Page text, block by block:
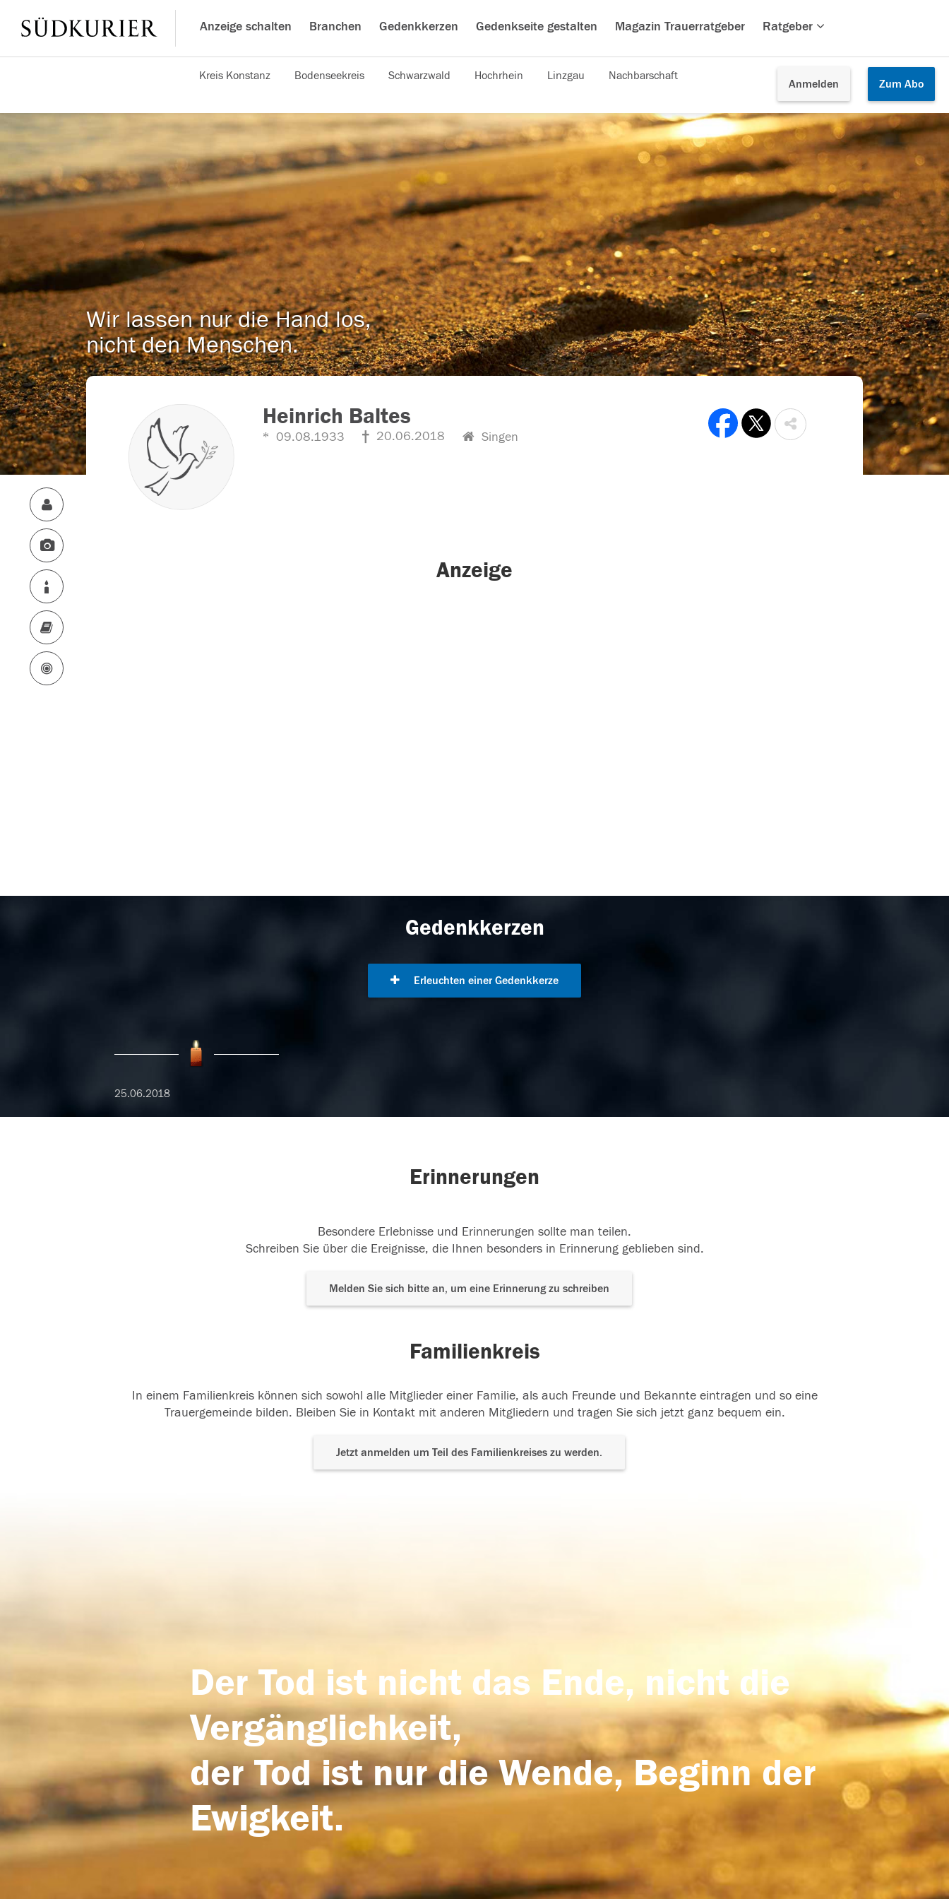
Anzeige schalten Branchen Gedenkkerzen Gedenkseite gestalten Magazin Trauerratgeber Ratgeber
Anmelden Zum Abo
Kreis Konstanz Bodenseekreis Schwarzwald Hochrhein Linzgau Nachbarschaft
Wir lassen nur die Hand los,
nicht den Menschen.
Heinrich Baltes
09.08.1933 20.06.2018 Singen
Anzeige
Gedenkkerzen
Erleuchten einer Gedenkkerze
25.06.2018
Erinnerungen
Besondere Erlebnisse und Erinnerungen sollte man teilen.
Schreiben Sie über die Ereignisse, die Ihnen besonders in Erinnerung geblieben sind.
Melden Sie sich bitte an, um eine Erinnerung zu schreiben
Familienkreis
In einem Familienkreis können sich sowohl alle Mitglieder einer Familie, als auch Freunde und Bekannte eintragen und so eine
Trauergemeinde bilden. Bleiben Sie in Kontakt mit anderen Mitgliedern und tragen Sie sich jetzt ganz bequem ein.
Jetzt anmelden um Teil des Familienkreises zu werden.
Der Tod ist nicht das Ende, nicht die
Vergänglichkeit,
der Tod ist nur die Wende, Beginn der
Ewigkeit.